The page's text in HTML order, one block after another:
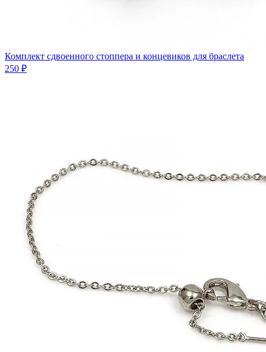
Комплект сдвоенного стоппера и концевиков для браслета
250 ₽